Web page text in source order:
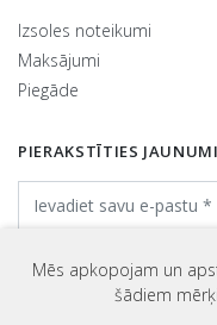
Izsoles noteikumi
Maksājumi
Piegāde
PIERAKSTĪTIES
Mēs apkopojam un
šādiem